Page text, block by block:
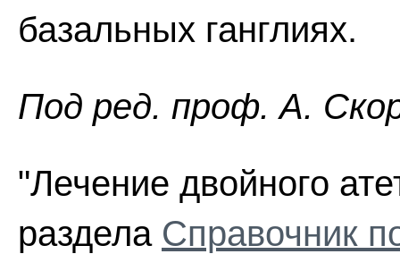
базальных ганглиях.
Пoд peд. проф. А.
"Лечение двойного
раздела Справочник